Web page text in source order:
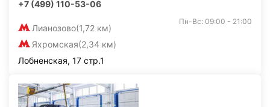
+7 (499) 110-53-06
Лианозово(1,72 км)
Яхромская(2,34 км)
Пн-Вс: 09:00 - 21:00
Лобненская, 17 стр.1